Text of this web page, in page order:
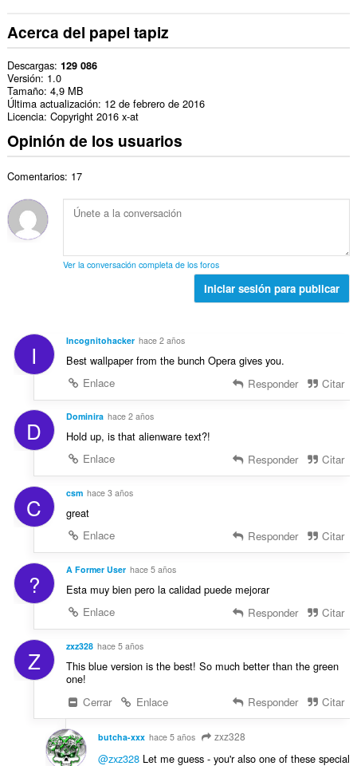
Acerca del papel tapiz
Descargas 129 086
Versión 1.0
Tamaño 4,9 MB
Última actualización 12 de febrero de 2016
Licencia Copyright 2016 x-at
Opinión de los usuarios
Comentarios: 17
Ver la conversación completa de los foros
Iniciar sesión para publicar
I Incognitohacker hace 2 años
Best wallpaper from the bunch Opera gives you.
Enlace
Responder Citar
D Dominira hace 2 años
Hold up, is that alienware text?!
Enlace
Responder Citar
C csm hace 3 años
great
Enlace
Responder Citar
? A Former User hace 5 años
Esta muy bien pero la calidad puede mejorar
Enlace
Responder Citar
Z zxz328 hace 5 años
This blue version is the best! So much better than the green
one!
Cerrar
Enlace Responder Citar
butcha-xxx hace 5 años zxz328
@zxz328Let me guess - you'r also one of these special